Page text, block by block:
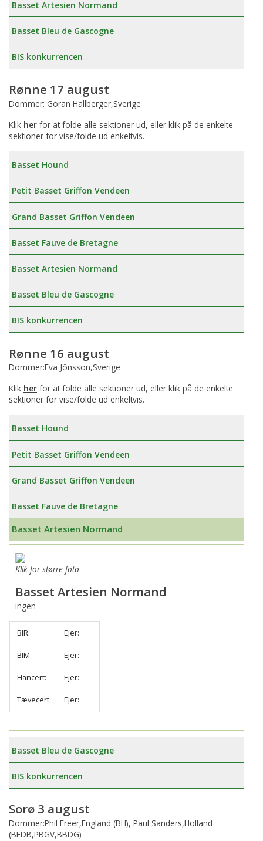
Basset Artesien Normand
Basset Bleu de Gascogne
BIS konkurrencen
Rønne 17 august
Dommer: Göran Hallberger,Sverige
Klik her for at folde alle sektioner ud, eller klik på de enkelte
sektioner for vise/folde ud enkeltvis.
Basset Hound
Petit Basset Griffon Vendeen
Grand Basset Griffon Vendeen
Basset Fauve de Bretagne
Basset Artesien Normand
Basset Bleu de Gascogne
BIS konkurrencen
Rønne 16 august
Dommer:Eva Jönsson,Sverige
Klik her for at folde alle sektioner ud, eller klik på de enkelte
sektioner for vise/folde ud enkeltvis.
Basset Hound
Petit Basset Griffon Vendeen
Grand Basset Griffon Vendeen
Basset Fauve de Bretagne
Basset Artesien Normand
Klik for større foto
Basset Artesien Normand
ingen
BIR: Ejer:
BIM: Ejer:
Hancert: Ejer:
Tævecert: Ejer:
Basset Bleu de Gascogne
BIS konkurrencen
Sorø 3 august
Dommer:Phil Freer,England (BH), Paul Sanders,Holland
(BFDB,PBGV,BBDG)